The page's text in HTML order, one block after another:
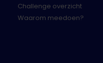
Challenge overzicht
Waarom meedoen?